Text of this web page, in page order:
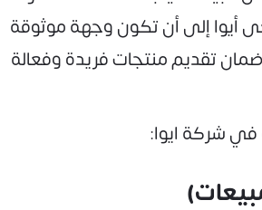
أيوا إلى أن تكون وجهة موثوقة
تقديم منتجات فريدة وفعالة
في شركة ايوا: